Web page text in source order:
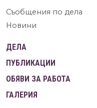
Съобщения по дела
Новини
ДЕЛА
ПУБЛИКАЦИИ
ОБЯВИ ЗА РАБОТА
ГАЛЕРИЯ